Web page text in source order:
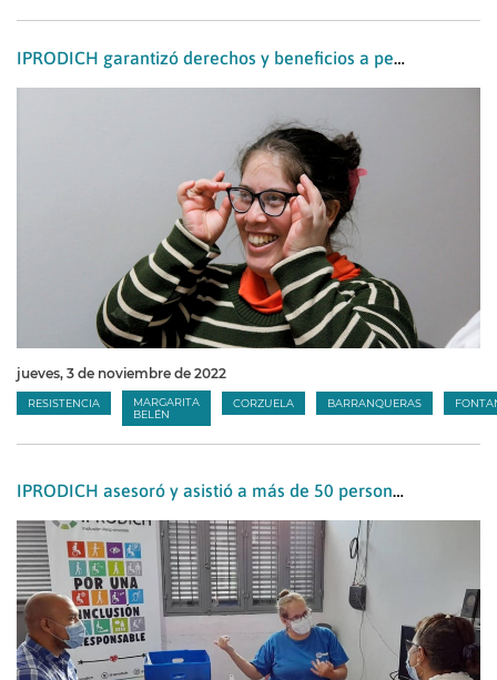
IPRODICH garantizó derechos y beneficios a personas con discapacidad y familias de seis localidades
jueves, 3 de noviembre de 2022
RESISTENCIA
MARGARITA
BELÉN
CORZUELA BARRANQUERAS
IPRODICH asesoró y asistió a más de 50 personas con discapacidad en distintas localidades chaqueñas